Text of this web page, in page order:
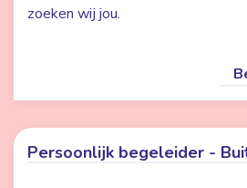
zoeken wij jou.
Persoonlijk begeleider -